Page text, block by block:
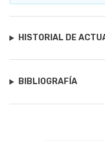
HISTORIAL DE
BIBLIOGRAFÍA